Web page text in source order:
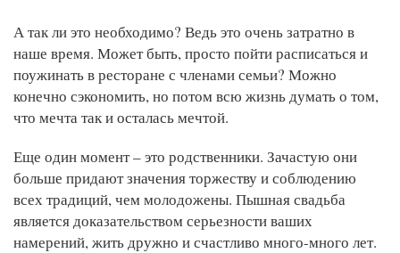
А так ли это необходимо? Ведь это очень затратно в
наше время. Может быть, просто пойти расписаться и
поужинать в ресторане с членами семьи? Можно
конечно сэкономить, но потом всю жизнь думать о том,
что мечта так и осталась мечтой.
Еще один момент – это родственники. Зачастую они
больше придают значения торжеству и соблюдению
всех традиций, чем молодожены. Пышная свадьба
является доказательством серьезности ваших
намерений, жить дружно и счастливо много-много лет.